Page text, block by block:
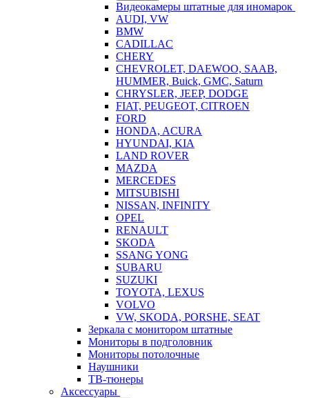
Видеокамеры штатные для иномарок
AUDI, VW
BMW
CADILLAC
CHERY
CHEVROLET, DAEWOO, SAAB,
HUMMER, Buick, GMC, Saturn
CHRYSLER, JEEP, DODGE
FIAT, PEUGEOT, CITROEN
FORD
HONDA, ACURA
HYUNDAI, KIA
LAND ROVER
MAZDA
MERCEDES
MITSUBISHI
NISSAN, INFINITY
OPEL
RENAULT
SKODA
SSANG YONG
SUBARU
SUZUKI
TOYOTA, LEXUS
VOLVO
VW, SKODA, PORSHE, SEAT
Зеркала с монитором штатные
Мониторы в подголовник
Мониторы потолочные
Наушники
ТВ-тюнеры
Аксессуары